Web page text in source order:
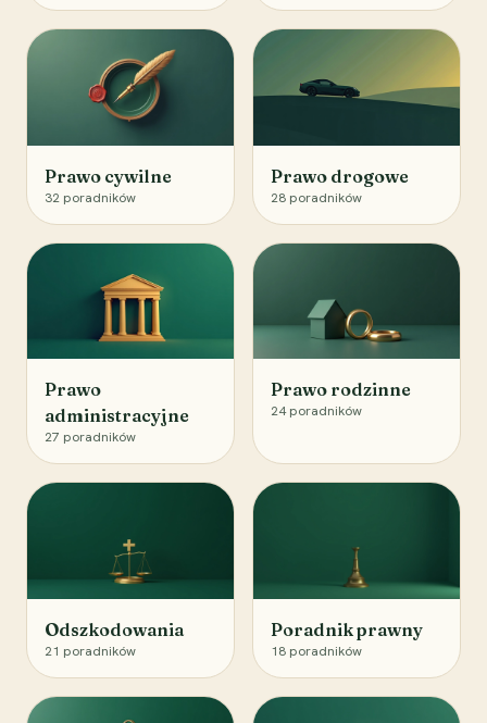
Prawo cywilne
32 poradników
Prawo drogowe
28 poradników
Prawo
administracyjne
27 poradników
Prawo rodzinne
24 poradników
Odszkodowania
21 poradników
Poradnik prawny
18 poradników